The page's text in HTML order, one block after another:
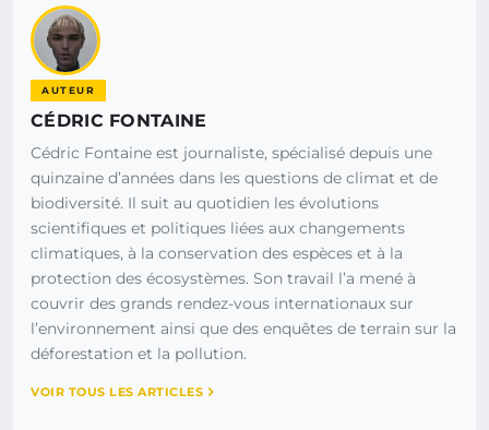
AUTEUR
CÉDRIC FONTAINE
Cédric Fontaine est journaliste, spécialisé depuis une
quinzaine d’années dans les questions de climat et de
biodiversité. Il suit au quotidien les évolutions
scientifiques et politiques liées aux changements
climatiques, à la conservation des espèces et à la
protection des écosystèmes. Son travail l’a mené à
couvrir des grands rendez-vous internationaux sur
l’environnement ainsi que des enquêtes de terrain sur la
déforestation et la pollution.
VOIR TOUS LES ARTICLES